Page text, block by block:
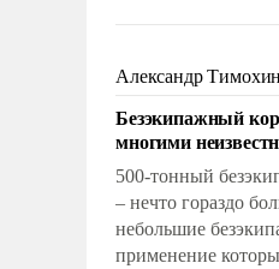
на себя
слабым, идти
адаптироваться.
Александр Тимохин
Безэкипажный
многими
500-тонный
– нечто гораздо
небольшие
применение